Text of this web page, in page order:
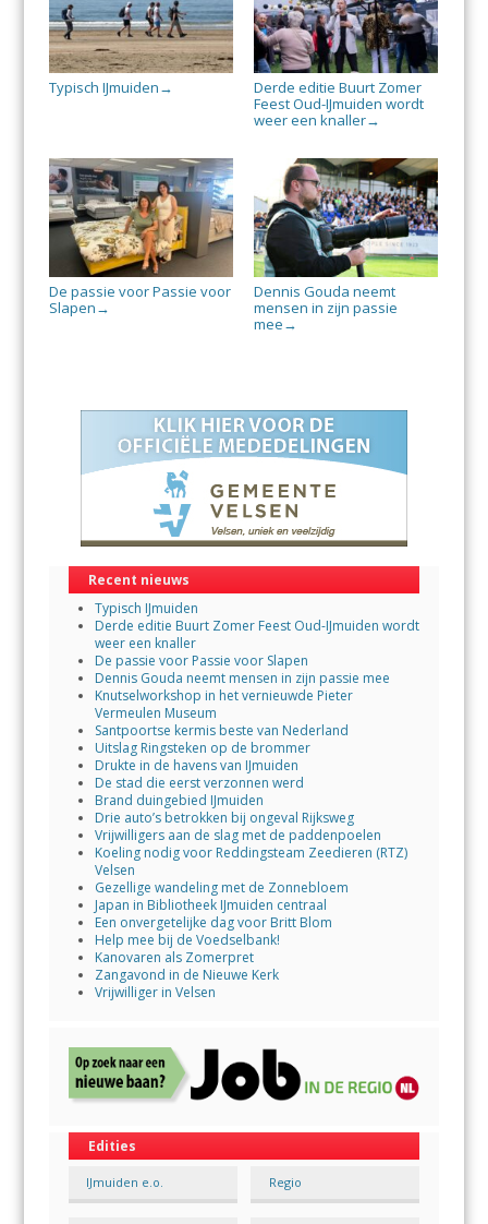
Typisch IJmuiden →
Derde editie Buurt Zomer
Feest Oud-IJmuiden wordt
weer een knaller→
De passie voor Passie voor
Slapen →
Dennis Gouda neemt
mensen in zijn passie
mee →
Recent nieuws
Typisch IJmuiden
Derde editie Buurt Zomer Feest Oud-IJmuiden wordt
weer een knaller
De passie voor Passie voor Slapen
Dennis Gouda neemt mensen in zijn passie mee
Knutselworkshop in het vernieuwde Pieter
Vermeulen Museum
Santpoortse kermis beste van Nederland
Uitslag Ringsteken op de brommer
Drukte in de havens van IJmuiden
De stad die eerst verzonnen werd
Brand duingebied IJmuiden
Drie auto’s betrokken bij ongeval Rijksweg
Vrijwilligers aan de slag met de paddenpoelen
Koeling nodig voor Reddingsteam Zeedieren (RTZ)
Velsen
Gezellige wandeling met de Zonnebloem
Japan in Bibliotheek IJmuiden centraal
Een onvergetelijke dag voor Britt Blom
Help mee bij de Voedselbank!
Kanovaren als Zomerpret
Zangavond in de Nieuwe Kerk
Vrijwilliger in Velsen
Edities
IJmuiden e.o. Regio